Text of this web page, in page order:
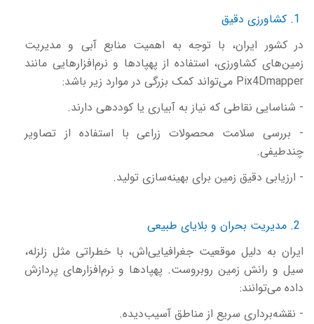
در کشور ایران، با توجه به اهمیت منابع آبی و مدیریت
زمین‌های کشاورزی، استفاده از پهپادها و نرم‌افزارهایی مانند
Pix4Dmapper می‌تواند کمک بزرگی در موارد زیر باشد:
- شناسایی نقاطی که نیاز به آبیاری یا کوددهی دارند.
- بررسی سلامت محصولات زراعی با استفاده از تصاویر
چندطیفی.
- ارزیابی دقیق زمین برای بهینه‌سازی تولید.
ایران به دلیل موقعیت جغرافیایی‌اش، با خطراتی مثل زلزله،
سیل و رانش زمین روبروست. پهپادها و نرم‌افزارهای پردازش
داده می‌توانند:
- نقشه‌برداری سریع از مناطق آسیب‌دیده.